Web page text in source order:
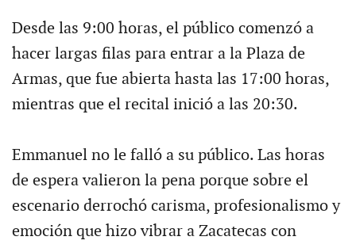
Desde las 9:00 horas, el público comenzó a
hacer largas filas para entrar a la Plaza de
Armas, que fue abierta hasta las 17:00 horas,
mientras que el recital inició a las 20:30.
Emmanuel no le falló a su público. Las horas
de espera valieron la pena porque sobre el
escenario derrochó carisma, profesionalismo y
emoción que hizo vibrar a Zacatecas con